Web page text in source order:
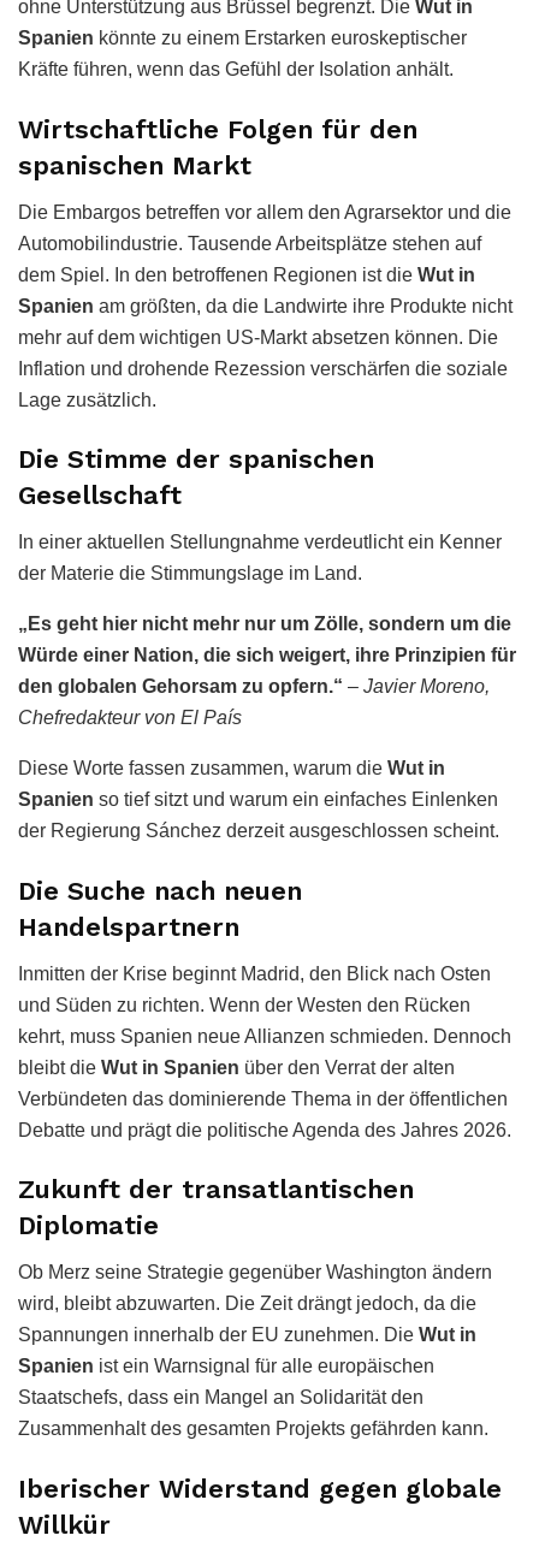
ohne Unterstützung aus Brüssel begrenzt. Die Wut in
Spanien könnte zu einem Erstarken euroskeptischer
Kräfte führen, wenn das Gefühl der Isolation anhält.
Wirtschaftliche Folgen für den
spanischen Markt
Die Embargos betreffen vor allem den Agrarsektor und die
Automobilindustrie. Tausende Arbeitsplätze stehen auf
dem Spiel. In den betroffenen Regionen ist die Wut in
Spanien am größten, da die Landwirte ihre Produkte nicht
mehr auf dem wichtigen US-Markt absetzen können. Die
Inflation und drohende Rezession verschärfen die soziale
Lage zusätzlich.
Die Stimme der spanischen
Gesellschaft
In einer aktuellen Stellungnahme verdeutlicht ein Kenner
der Materie die Stimmungslage im Land.
„Es geht hier nicht mehr nur um Zölle, sondern um die
Würde einer Nation, die sich weigert, ihre Prinzipien für
den globalen Gehorsam zu opfern.“ – Javier Moreno,
Chefredakteur von El País
Diese Worte fassen zusammen, warum die Wut in
Spanien so tief sitzt und warum ein einfaches Einlenken
der Regierung Sánchez derzeit ausgeschlossen scheint.
Die Suche nach neuen
Handelspartnern
Inmitten der Krise beginnt Madrid, den Blick nach Osten
und Süden zu richten. Wenn der Westen den Rücken
kehrt, muss Spanien neue Allianzen schmieden. Dennoch
bleibt die Wut in Spanien über den Verrat der alten
Verbündeten das dominierende Thema in der öffentlichen
Debatte und prägt die politische Agenda des Jahres 2026.
Zukunft der transatlantischen
Diplomatie
Ob Merz seine Strategie gegenüber Washington ändern
wird, bleibt abzuwarten. Die Zeit drängt jedoch, da die
Spannungen innerhalb der EU zunehmen. Die Wut in
Spanien ist ein Warnsignal für alle europäischen
Staatschefs, dass ein Mangel an Solidarität den
Zusammenhalt des gesamten Projekts gefährden kann.
Iberischer Widerstand gegen globale
Willkür